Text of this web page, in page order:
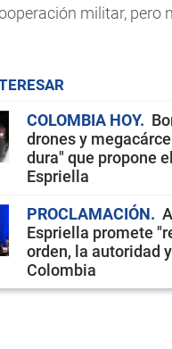
militar, pero
COLOMBIA HOY
drones y
dura" que propone
Espriella
PROCLAMACIÓN
Espriella promete
orden, la autoridad
Colombia